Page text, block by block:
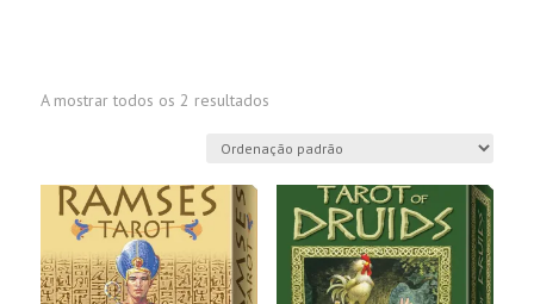
A mostrar todos os 2 resultados